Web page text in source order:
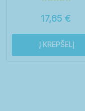
17,65 €
Į KREPŠELĮ